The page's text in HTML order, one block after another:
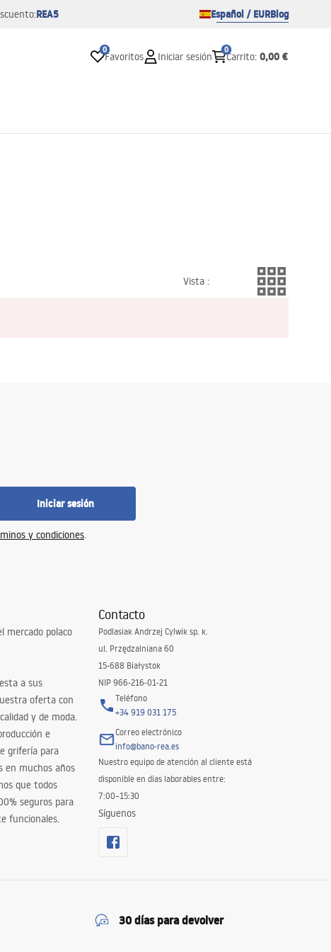
REA5 Español / EURBlog
0
Favoritos Iniciar sesión
0
Carrito: 0,00 €
Vista :
Iniciar sesión
y condiciones.
mercado polaco
a sus
oferta con
y de moda.
e
grifería para
en muchos años
que todos
seguros para
funcionales.
Contacto
Podlasiak Andrzej Cylwik sp. k.
ul. Przędzalniana 60
15-688 Białystok
NIP 966-216-01-21
Teléfono
+34 919 031 175
Correo electrónico
info@bano-rea.es
Nuestro equipo de atención al cliente está
disponible en días laborables entre:
7:00–15:30
Síguenos
30 días para devolver